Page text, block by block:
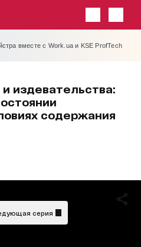
вместе с Work.ua и KSE ProfTech
издевательства:
содержания
серия